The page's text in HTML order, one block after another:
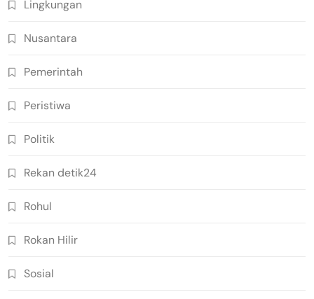
Lingkungan
Nusantara
Pemerintah
Peristiwa
Politik
Rekan detik24
Rohul
Rokan Hilir
Sosial